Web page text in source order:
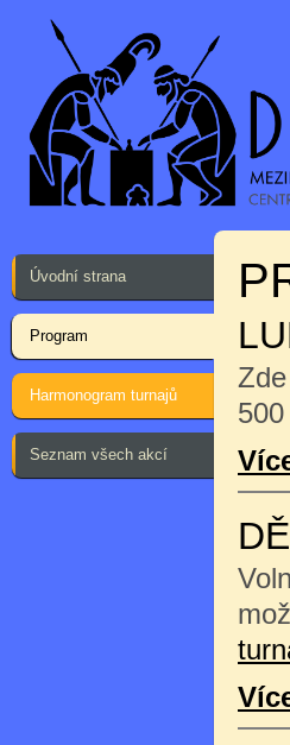
Úvodní strana
Program
Harmonogram turnajů
Seznam všech akcí